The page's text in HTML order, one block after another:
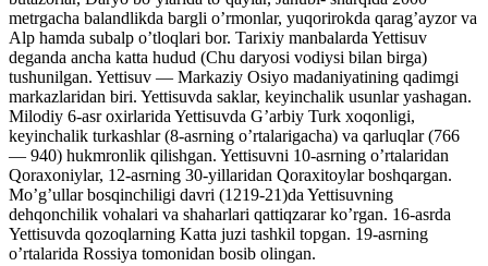
metrgacha balandlikda bargli o’rmonlar, yuqorirokda qarag’ayzor va
Alp hamda subalp o’tloqlari bor. Tarixiy manbalarda Yettisuv
deganda ancha katta hudud (Chu daryosi vodiysi bilan birga)
tushunilgan. Yettisuv — Markaziy Osiyo madaniyatining qadimgi
markazlaridan biri. Yettisuvda saklar, keyinchalik usunlar yashagan.
Milodiy 6-asr oxirlarida Yettisuvda G’arbiy Turk xoqonligi,
keyinchalik turkashlar (8-asrning o’rtalarigacha) va qarluqlar (766
— 940) hukmronlik qilishgan. Yettisuvni 10-asrning o’rtalaridan
Qoraxoniylar, 12-asrning 30-yillaridan Qoraxitoylar boshqargan.
Mo’g’ullar bosqinchiligi davri (1219-21)da Yettisuvning
dehqonchilik vohalari va shaharlari qattiqzarar ko’rgan. 16-asrda
Yettisuvda qozoqlarning Katta juzi tashkil topgan. 19-asrning
o’rtalarida Rossiya tomonidan bosib olingan.